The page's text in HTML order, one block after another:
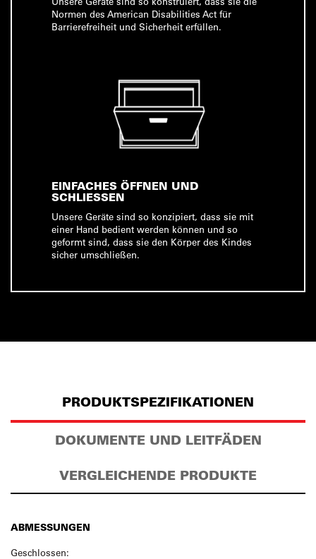
Normen des American Disabilities Act für
Barrierefreiheit und Sicherheit erfüllen.
EINFACHES ÖFFNEN UND
SCHLIESSEN
Unsere Geräte sind so konzipiert, dass sie mit
einer Hand bedient werden können und so
geformt sind, dass sie den Körper des Kindes
sicher umschließen.
PRODUKTSPEZIFIKATIONEN
DOKUMENTE UND LEITFÄDEN
VERGLEICHENDE PRODUKTE
ABMESSUNGEN
Geschlossen: